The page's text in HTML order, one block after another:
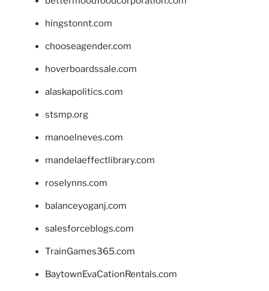
hingstonnt.com
chooseagender.com
hoverboardssale.com
alaskapolitics.com
stsmp.org
manoelneves.com
mandelaeffectlibrary.com
roselynns.com
balanceyoganj.com
salesforceblogs.com
TrainGames365.com
BaytownEvaCationRentals.com